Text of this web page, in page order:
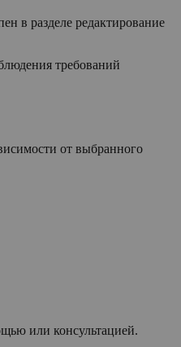
в разделе редактирование
требований
от выбранного
или консультацией.